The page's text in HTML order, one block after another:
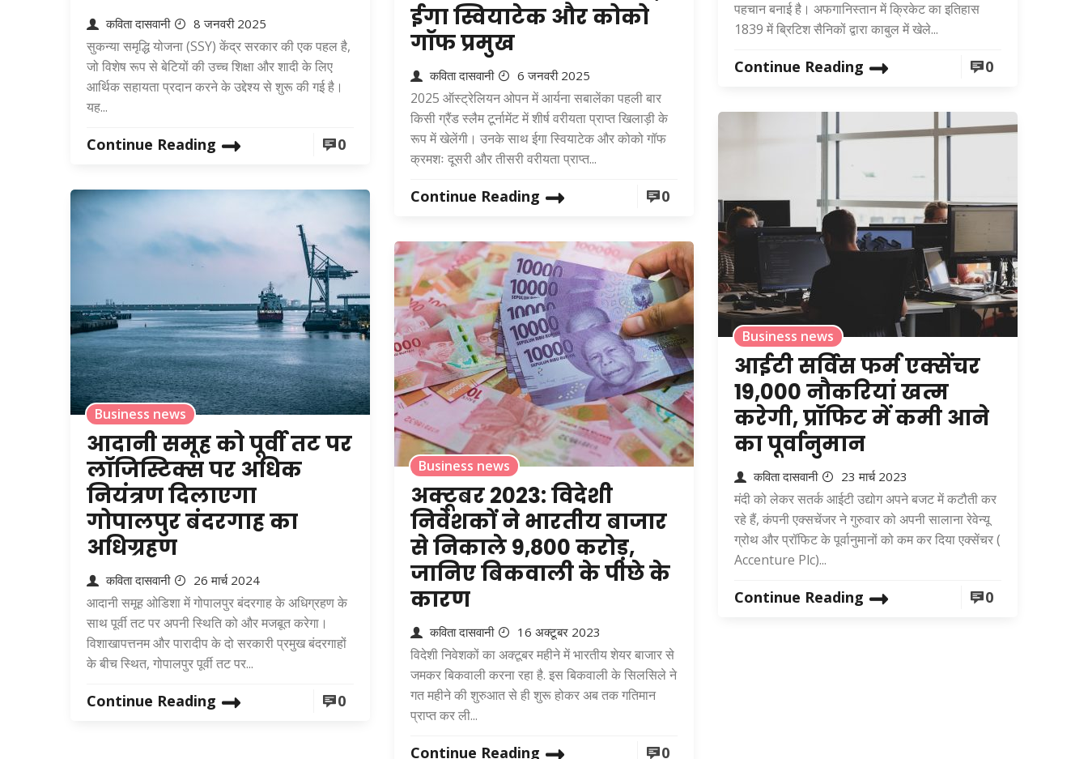
कविता दासवानी 8 जनवरी 2025
सुकन्या समृद्धि योजना (SSY) केंद्र सरकार की एक पहल है,
जो विशेष रूप से बेटियों की उच्च शिक्षा और शादी के लिए
आर्थिक सहायता प्रदान करने के उद्देश्य से शुरू की गई है।
यह...
Continue Reading 0
ईगा स्वियाटेक और कोको
गॉफ प्रमुख
कविता दासवानी 6 जनवरी 2025
2025 ऑस्ट्रेलियन ओपन में आर्यना सबालेंका पहली बार
किसी ग्रैंड स्लैम टूर्नामेंट में शीर्ष वरीयता प्राप्त खिलाड़ी के
रूप में खेलेंगी। उनके साथ ईगा स्वियाटेक और कोको गॉफ
क्रमशः दूसरी और तीसरी वरीयता प्राप्त...
Continue Reading 0
पहचान बनाई है। अफगानिस्तान में क्रिकेट का इतिहास
1839 में ब्रिटिश सैनिकों द्वारा काबुल में खेले...
Continue Reading 0
Business news
आदानी समूह को पूर्वी तट पर
लॉजिस्टिक्स पर अधिक
नियंत्रण दिलाएगा
गोपालपुर बंदरगाह का
अधिग्रहण
कविता दासवानी 26 मार्च 2024
आदानी समूह ओडिशा में गोपालपुर बंदरगाह के अधिग्रहण के
साथ पूर्वी तट पर अपनी स्थिति को और मजबूत करेगा।
विशाखापत्तनम और पारादीप के दो सरकारी प्रमुख बंदरगाहों
के बीच स्थित, गोपालपुर पूर्वी तट पर...
Continue Reading 0
Business news
अक्टूबर 2023: विदेशी
निवेशकों ने भारतीय बाजार
से निकाले 9,800 करोड़,
जानिए बिकवाली के पीछे के
कारण
कविता दासवानी 16 अक्टूबर 2023
विदेशी निवेशकों का अक्टूबर महीने में भारतीय शेयर बाजार से
जमकर बिकवाली करना रहा है. इस बिकवाली के सिलसिले ने
गत महीने की शुरुआत से ही शुरू होकर अब तक गतिमान
प्राप्त कर ली...
Continue Reading 0
Business news
आईटी सर्विस फर्म एक्सेंचर
19,000 नौकरियां खत्म
करेगी, प्रॉफिट में कमी आने
का पूर्वानुमान
कविता दासवानी 23 मार्च 2023
मंदी को लेकर सतर्क आईटी उद्योग अपने बजट में कटौती कर
रहे हैं, कंपनी एक्सचेंजर ने गुरुवार को अपनी सालाना रेवेन्यू
ग्रोथ और प्रॉफिट के पूर्वानुमानों को कम कर दिया एक्सेंचर (
Accenture Plc)...
Continue Reading 0